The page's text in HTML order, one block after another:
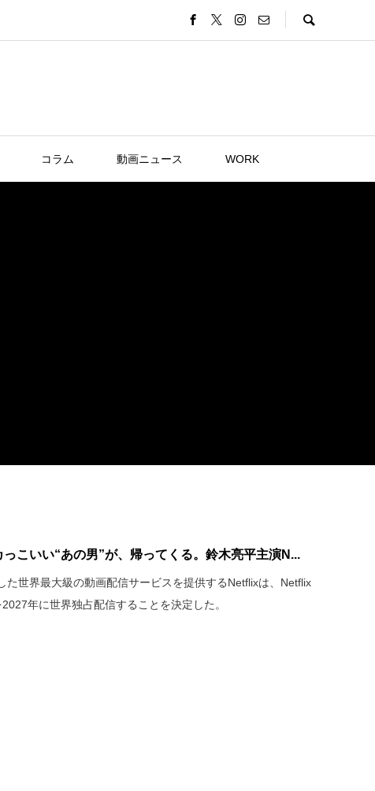
コラム 動画ニュース WORK
こいい“あの男”が、帰ってくる。鈴木亮平主演N...
た世界最大級の動画配信サービスを提供するNetflixは、Netflix
年に世界独占配信することを決定した。